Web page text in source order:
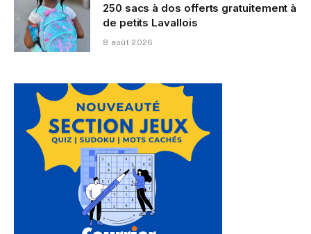
250 sacs à dos offerts gratuitement à
de petits Lavallois
8 août 2026